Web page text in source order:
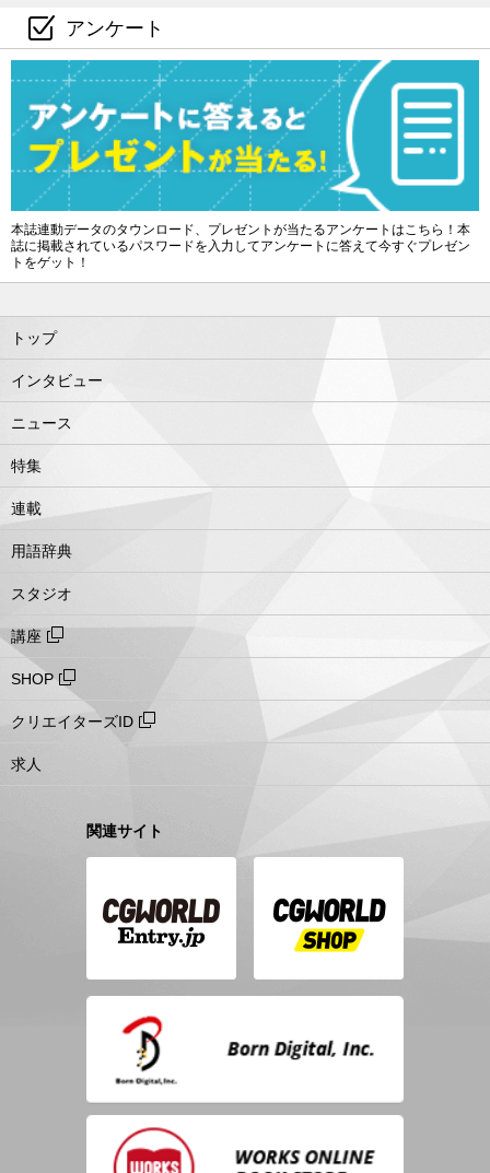
アンケート
本誌連動データのタウンロード、プレゼントが当たるアンケートはこちら！本
誌に掲載されているパスワードを入力してアンケートに答えて今すぐプレゼン
トをゲット！
トップ
インタビュー
ニュース
特集
連載
用語辞典
スタジオ
講座
SHOP
クリエイターズID
求人
関連サイト